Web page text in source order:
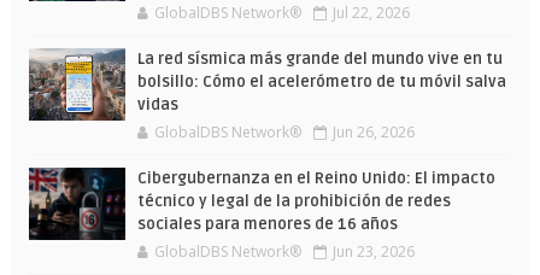
GlobalDBS Network® Jul 22, 2026
La red sísmica más grande del mundo vive en tu
bolsillo: Cómo el acelerómetro de tu móvil salva
vidas
GlobalDBS Network® Jun 26, 2026
Cibergubernanza en el Reino Unido: El impacto
técnico y legal de la prohibición de redes
sociales para menores de 16 años
GlobalDBS Network® Jun 23, 2026